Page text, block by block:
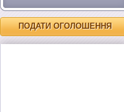
ПОДАТИ ОГОЛОШЕННЯ